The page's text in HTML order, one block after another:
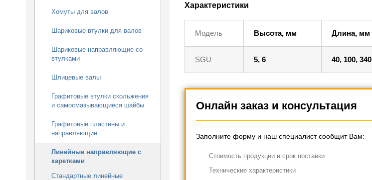
Хомуты для валов
Шариковые втулки для валов
Шариковые направляющие со
втулками
Шлицевые валы
Графитовые втулки скольжения
и самосмазывающиеся шайбы
Графитовые пластины и
направляющие
Линейные направляющие с
каретками
Стандартные линейные
Характеристики
Модель Высота, мм Длина, мм
SGU 5, 6 40, 100, 340
Онлайн заказ и консультация
Заполните форму и наш специалист сообщит Вам:
Cтоимость продукции и срок поставки
Технические характеристики